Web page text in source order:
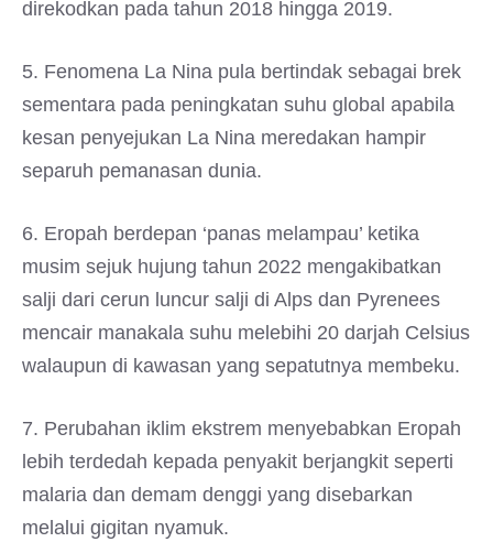
direkodkan pada tahun 2018 hingga 2019.
5. Fenomena La Nina pula bertindak sebagai brek
sementara pada peningkatan suhu global apabila
kesan penyejukan La Nina meredakan hampir
separuh pemanasan dunia.
6. Eropah berdepan ‘panas melampau’ ketika
musim sejuk hujung tahun 2022 mengakibatkan
salji dari cerun luncur salji di Alps dan Pyrenees
mencair manakala suhu melebihi 20 darjah Celsius
walaupun di kawasan yang sepatutnya membeku.
7. Perubahan iklim ekstrem menyebabkan Eropah
lebih terdedah kepada penyakit berjangkit seperti
malaria dan demam denggi yang disebarkan
melalui gigitan nyamuk.